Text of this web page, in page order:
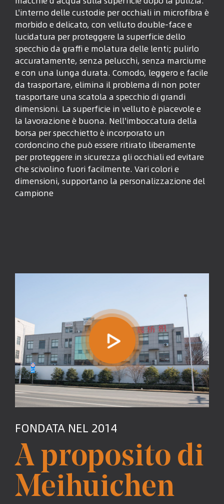
L'interno delle custodie per occhiali in microfibra è
morbido e delicato, con velluto double-face e
lucidatura per proteggere la superficie dello
specchio da graffi e molatura delle lenti; pulirlo
accuratamente, senza pelucchi, senza marciume
e con una lunga durata. Comodo, leggero e facile
da trasportare, elimina il problema di non poter
trasportare una scatola a specchio di grandi
dimensioni. La superficie in velluto è piacevole e
la lavorazione è buona. Nell'imboccatura della
borsa per specchietto è incorporato un
cordoncino che può essere ritirato liberamente
per proteggere in sicurezza gli occhiali ed evitare
che scivolino fuori facilmente. Vari colori e
dimensioni, supportano la personalizzazione del
campione
FONDATA NEL 2014
A proposito di
Meihuichen